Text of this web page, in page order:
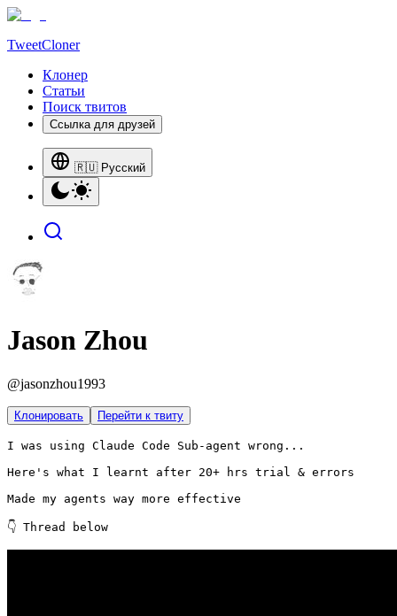
TweetCloner
Клонер
Статьи
Поиск твитов
Ссылка для друзей
🇷🇺 Русский
Jason Zhou
@jasonzhou1993
Клонировать Перейти к твиту
I was using Claude Code Sub-agent wrong...
Here's what I learnt after 20+ hrs trial & errors
Made my agents way more effective
👇 Thread below